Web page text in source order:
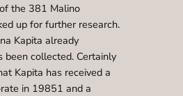
the 381 Malino
up for further research.
Kapita already
been collected. Certainly
Kapita has received a
in 19851 and a